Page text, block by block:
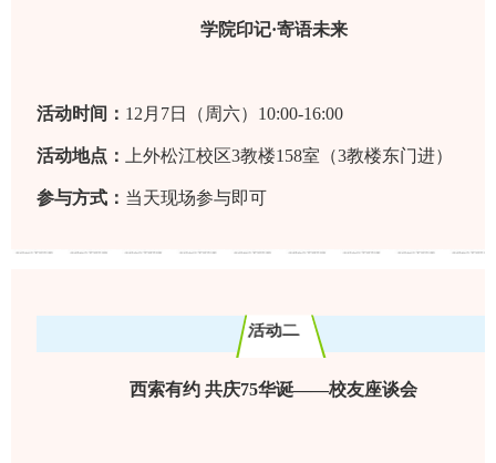
学院印记·寄语未来
活动时间： 12月7日（周六）10:00-16:00
活动地点： 上外松江校区3教楼158室 （3教楼东门进）
参与方式： 当天现场参与即可
活动二
西索有约 共庆75华诞——校友座谈会